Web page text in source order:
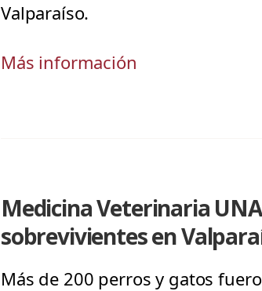
Valparaíso.
Más información
Medicina Veterinaria
sobrevivientes en
Más de 200 perros y gatos